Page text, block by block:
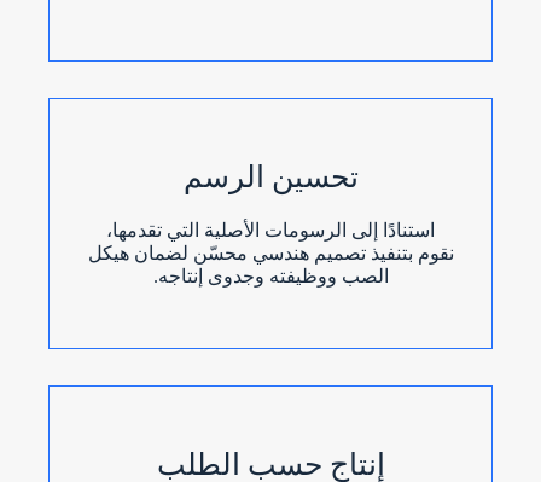
تحسين الرسم
استنادًا إلى الرسومات الأصلية التي تقدمها،
نقوم بتنفيذ تصميم هندسي محسّن لضمان هيكل
الصب ووظيفته وجدوى إنتاجه.
إنتاج حسب الطلب